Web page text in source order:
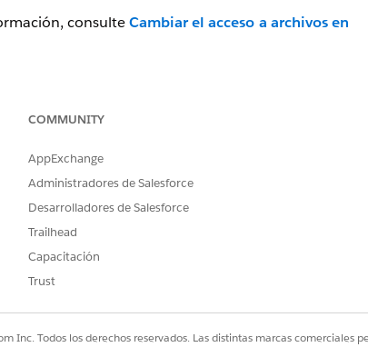
consulteCambiar el acceso a archivos en
del archivo.
disponible el permiso 'Visor'. El archivo debe
COMMUNITY
AppExchange
Administradores de Salesforce
Desarrolladores de Salesforce
Trailhead
Capacitación
Trust
Inc. Todos los derechos reservados. Las distintas marcas comerciales